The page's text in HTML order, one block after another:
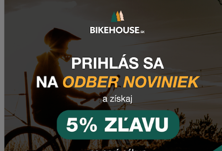
POSLEDNÉ PRIDANÉ PRODUKTY
Sedlo CHROMAG LIMBER
2 420,18 Kč
Zimušné Rukavice CHROMAG SIGNAL
1 104,44 Kč
Sedlo CHROMAG TRAILMASTER DT V2